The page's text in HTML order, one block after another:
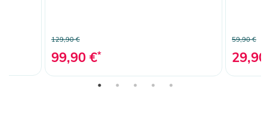
129,90 €
99,90 €*
59,90 €